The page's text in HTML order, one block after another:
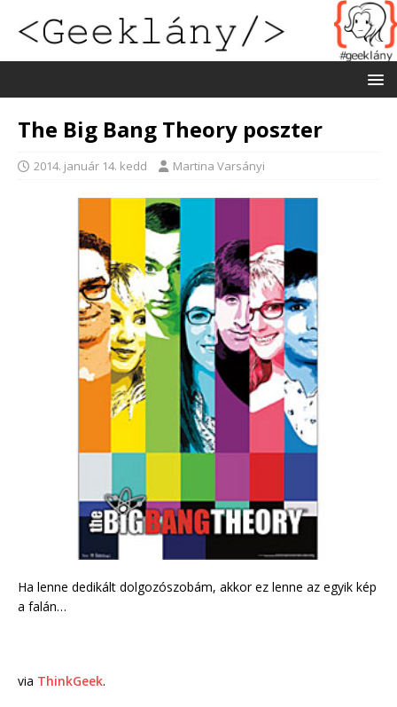
The Big Bang Theory poszter
2014. január 14. kedd Martina Varsányi
Ha lenne dedikált dolgozószobám, akkor ez lenne az egyik kép
a falán…
via ThinkGeek.